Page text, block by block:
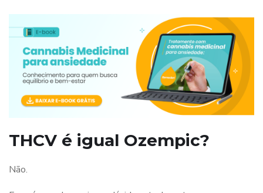
THCV é igual Ozempic?
Não.